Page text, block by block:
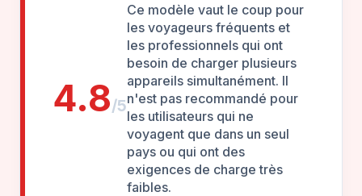
4.8/5
Ce modèle vaut le coup pour
les voyageurs fréquents et
les professionnels qui ont
besoin de charger plusieurs
appareils simultanément. Il
n'est pas recommandé pour
les utilisateurs qui ne
voyagent que dans un seul
pays ou qui ont des
exigences de charge très
faibles.